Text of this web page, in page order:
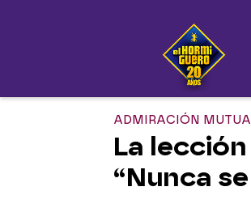
ADMIRACIÓN MUTUA
La
“Nunca